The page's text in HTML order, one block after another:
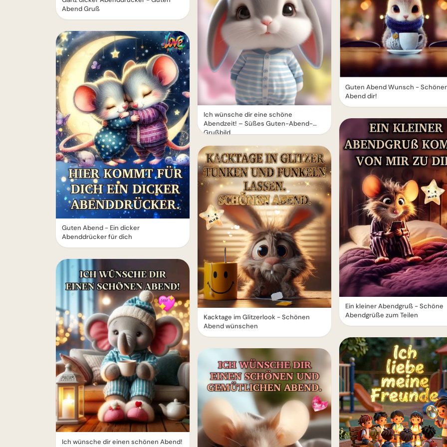
Abend Gruß
Guten Abend - Ein dicker
Abenddrücker für dich
Ich wünsche dir einen schönen Abend!
Ich wünsche dir eine schöne
Abendzeit! – Süßes Guten-Abend-
Grußbild
Kacktage im Glitzerlook - Schönen
Abend wünschen
Guten Abend Wunsch -
Abend dir!
Ein kleiner Abendgruß - Schöne
Abendgrüße zum Teilen